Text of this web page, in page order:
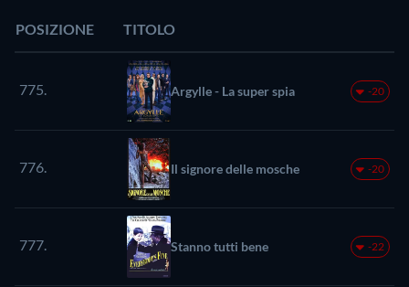
POSIZIONE TITOLO
775. Argylle - La super spia -20
776. Il signore delle mosche -20
777. Stanno tutti bene -22